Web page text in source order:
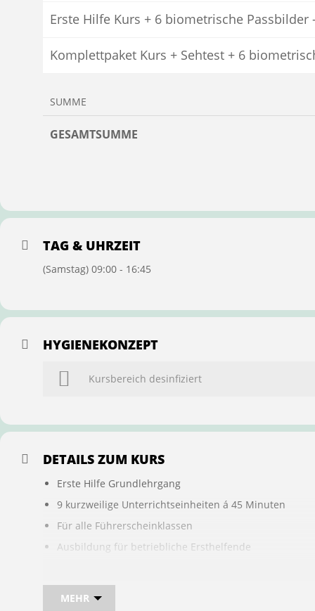
Erste Hilfe Kurs + 6 biometrische Passbilder
Komplettpaket Kurs + Sehtest + 6
SUMME
GESAMTSUMME
TAG & UHRZEIT
(Samstag) 09:00 - 16:45
HYGIENEKONZEPT
Kursbereich desinfiziert
DETAILS ZUM KURS
Erste Hilfe Grundlehrgang
9 kurzweilige Unterrichtseinheiten á 45 Minuten
Für alle Führerscheinklassen
Ausbildung für betriebliche Ersthelfende
Bei sam kannst du direkt im Kurs auch gleich, den für
MEHR